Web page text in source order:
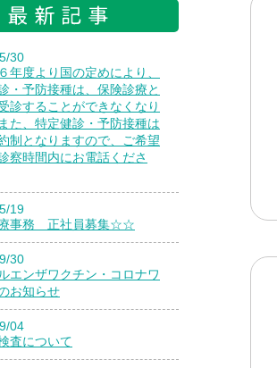
30
年度より国の定めにより、
・予防接種は、保険診療と
診することができなくなり
た、特定健診・予防接種は
制となりますので、ご希望
察時間内にお電話くださ
19
事務 正社員募集☆☆
30
エンザワクチン・コロナワ
お知らせ
04
査について